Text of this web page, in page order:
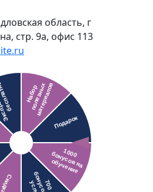
область, г
стр. 9а, офис 113